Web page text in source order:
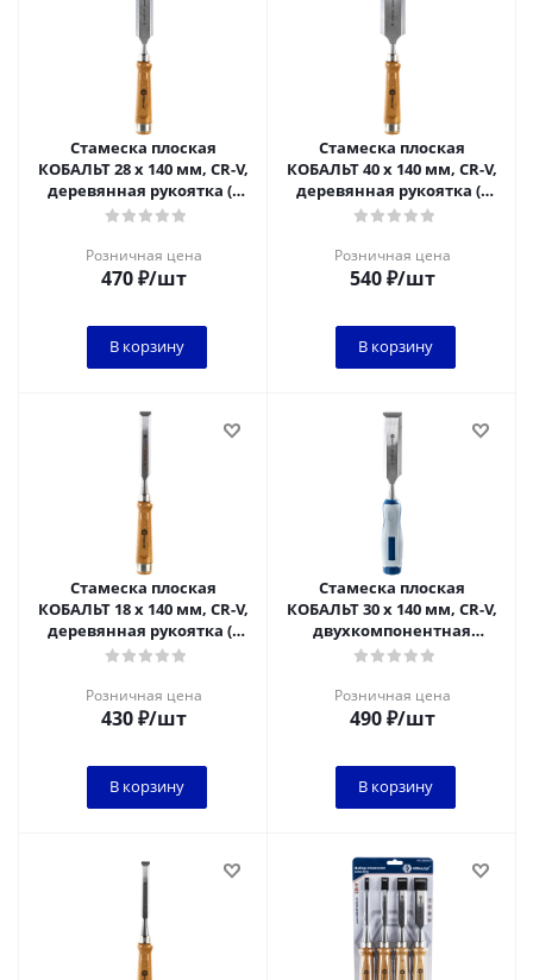
Стамеска плоская
КОБАЛЬТ 28 х 140 мм, CR-V,
деревянная рукоятка (1
шт.) подвес 1/6
Розничная цена
470₽/шт
В корзину
Стамеска плоская
КОБАЛЬТ 40 х 140 мм, CR-V,
деревянная рукоятка (1
шт.) подвес 1/6
Розничная цена
540₽/шт
В корзину
Стамеска плоская
КОБАЛЬТ 18 х 140 мм, CR-V,
деревянная рукоятка (1
шт.) подвес
Розничная цена
430₽/шт
В корзину
Стамеска плоская
КОБАЛЬТ 30 х 140 мм, CR-V,
двухкомпонентная
рукоятка (1 шт.) блистер
Розничная цена
490₽/шт
В корзину